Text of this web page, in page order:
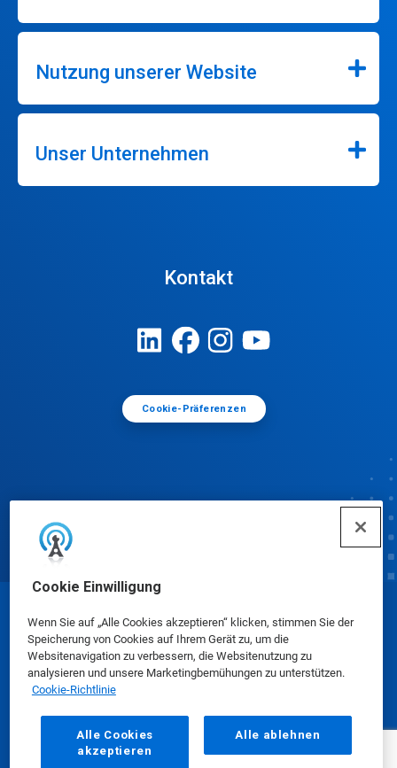
Cookie Einwilligung
Wenn Sie auf „Alle Cookies akzeptieren“ klicken, stimmen Sie der
Speicherung von Cookies auf Ihrem Gerät zu, um die
Websitenavigation zu verbessern, die Websitenutzung zu
analysieren und unsere Marketingbemühungen zu unterstützen.
Cookie-Richtlinie
Alle Cookies
akzeptieren
Alle ablehnen
Nutzung unserer Website
Unser Unternehmen
Kontakt
Cookie-Präferenzen
© Ecolab Inc. 2025
Sicherheitsdatenblätter|Datenschutzrichtlinie